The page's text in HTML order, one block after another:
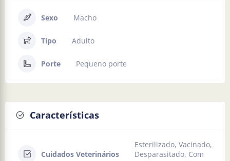
Sexo Macho
Tipo Adulto
Porte Pequeno porte
Características
Cuidados Veterinários
Esterilizado, Vacinado,
Desparasitado, Com